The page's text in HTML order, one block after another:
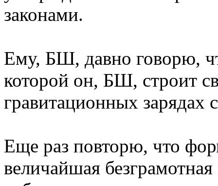
законами.
Ему, БШ, давно говорю,
которой он, БШ, строит
гравитационных зарядах
Еще раз повторю, что
величайшая